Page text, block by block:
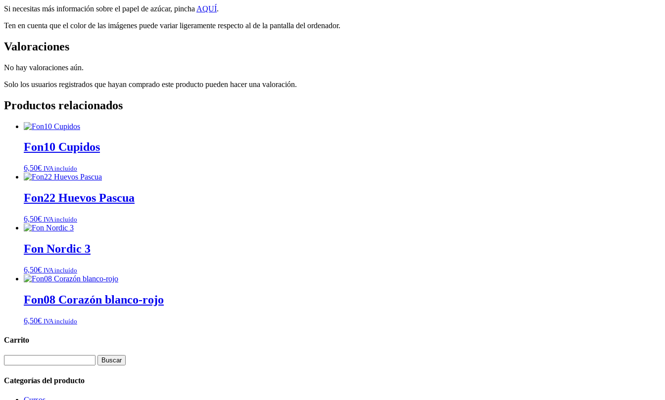
Si necesitas más información sobre el papel de azúcar, pincha AQUÍ.
Ten en cuenta que el color de las imágenes puede variar ligeramente respecto al de la pantalla del ordenador.
Valoraciones
No hay valoraciones aún.
Solo los usuarios registrados que hayan comprado este producto pueden hacer una valoración.
Productos relacionados
Fon10 Cupidos
6,50€ IVA incluído
Fon22 Huevos Pascua
6,50€ IVA incluído
Fon Nordic 3
6,50€ IVA incluído
Fon08 Corazón blanco-rojo
6,50€ IVA incluído
Carrito
Categorías del producto